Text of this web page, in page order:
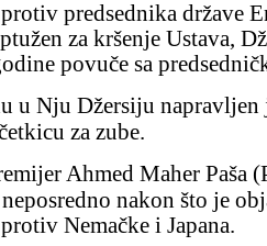
predsednika države
za kršenje Ustava,
povuče sa
za zube.
nakon što je
Nemačke i Japana.